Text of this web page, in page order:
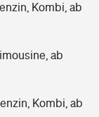
Kombi, ab
ab
Kombi, ab